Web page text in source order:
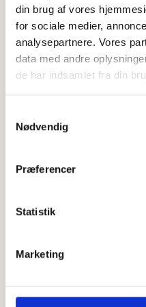
din brug af vores
for sociale medier,
analysepartnere. Vores
data med andre
de har indsamlet fra din
Nødvendig
Præferencer
Statistik
Marketing
SENESTENYT
06 august,
God